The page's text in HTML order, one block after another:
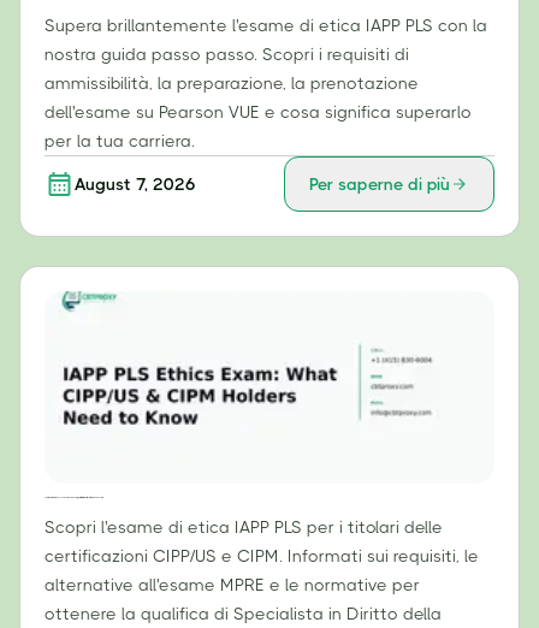
Supera brillantemente l'esame di etica IAPP PLS con la
nostra guida passo passo. Scopri i requisiti di
ammissibilità, la preparazione, la prenotazione
dell'esame su Pearson VUE e cosa significa superarlo
per la tua carriera.
August 7, 2026 Per saperne di più
Scopri l'esame di etica IAPP PLS per i titolari delle
certificazioni CIPP/US e CIPM. Informati sui requisiti, le
alternative all'esame MPRE e le normative per
ottenere la qualifica di Specialista in Diritto della